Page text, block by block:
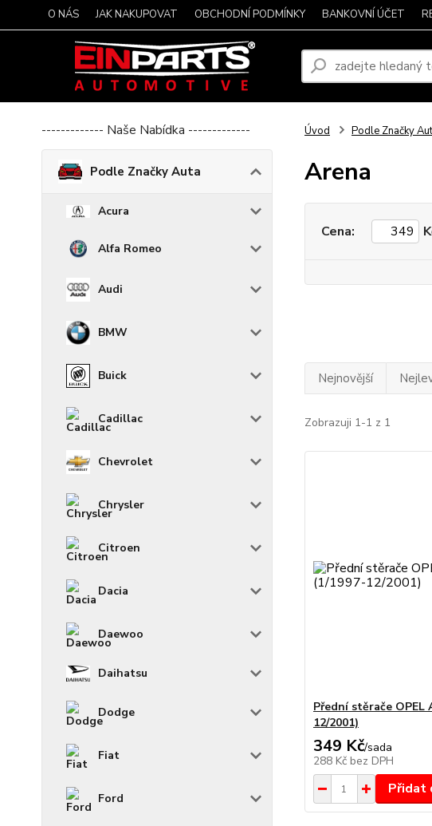
O NÁS JAK NAKUPOVAT OBCHODNÍ PODMÍNKY BANKOVNÍ ÚČET
------------- Naše Nabídka -------------
Podle Značky Auta
Acura
Alfa Romeo
Audi
BMW
Buick
Cadillac
Chevrolet
Chrysler
Citroen
Dacia
Daewoo
Daihatsu
Dodge
Fiat
Ford
Úvod Podle Značky
Arena
Cena:
Nejnovější
Zobrazuji 1-1 z 1
Přední stěrače OPEL
12/2001)
349 Kč/sada
288 Kč bez DPH
Přidat